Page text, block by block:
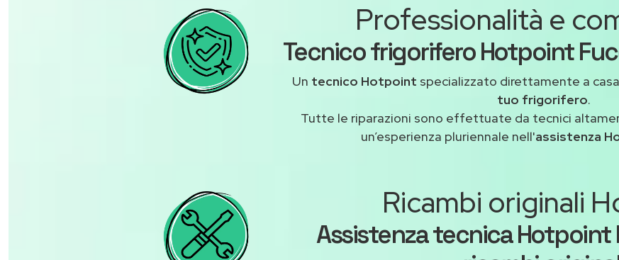
Professionalità e
Tecnico frigorifero Hotpoint
Un tecnico Hotpoint specializzato direttamente a
tuo frigorifero.
Tutte le riparazioni sono effettuate da tecnici
un’esperienza pluriennale nell'assistenza
Ricambi originali
Assistenza tecnica